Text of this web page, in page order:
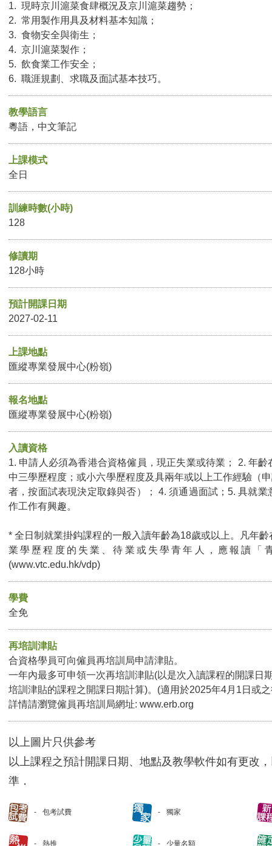
1. 現時京川滬菜食肆概況及京川滬菜趨勢；
2. 常用製作用具及材料基本知識；
3. 食物安全與衛生；
4. 京川滬菜製作；
5. 飲食業工作安全；
6. 職涯規劃、求職及面試基本技巧。
教學語言
粵語，中文筆記
上課模式
全日
訓練時數(小時)
128
修讀期
128小時
預計開課日期
2027-02-11
上課地點
匯縱專業發展中心(粉嶺)
報名地點
匯縱專業發展中心(粉嶺)
入讀資格
1. 申請人必須為香港合資格僱員，現正失業或待業； 2. 年
中三學歷程度；或小六學歷程度及具兩年或以上工作經驗（
者，按面試表現決定取錄與否）； 4. 須通過面試；5. 具就業
作工作有興趣。
* 全日制就業掛鈎課程的一般入讀年齡為18歲或以上。凡年
業學歷程度的失業、待業或失學青年人，應報讀「
(www.vtc.edu.hk/vdp)
學費
全免
再培訓津貼
合資格學員可向僱員再培訓局申請津貼。
一年內最多可申領一次再培訓津貼(以是次入讀課程的開課日
培訓津貼的課程之開課日期計算)。(適用於2025年4月1日或
詳情請瀏覽僱員再培訓局網址: www.erb.org
以上圖片只供參考
以上課程之預計開課日期、地點及教學軟件如有更改
準．
包考試費 獨家
熱推 少量名額